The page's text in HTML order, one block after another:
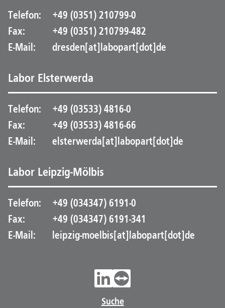
Telefon:
+49 (0351) 210799-0
Fax:
+49 (0351) 210799-482
E-Mail:
dresden[at]labopart[dot]de
Labor Elsterwerda
Telefon:
+49 (03533) 4816-0
Fax:
+49 (03533) 4816-66
E-Mail:
elsterwerda[at]labopart[dot]de
Labor Leipzig-Mölbis
Telefon:
+49 (034347) 6191-0
Fax:
+49 (034347) 6191-341
E-Mail:
leipzig-moelbis[at]labopart[dot]de
Suche